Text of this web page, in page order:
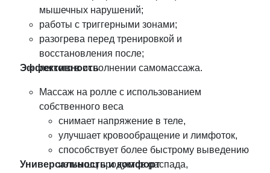
мышечных нарушений;
работы с триггерными зонами;
разогрева перед тренировкой и
восстановления после;
легкого в исполнении самомассажа.
Эффективность
Массаж на ролле с использованием
собственного веса
снимает напряжение в теле,
улучшает кровообращение и лимфоток,
способствует более быстрому выведению
из мышц продуктов распада,
Универсальность и комфорт